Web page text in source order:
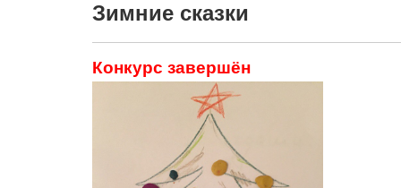
Зимние сказки
Конкурс завершён